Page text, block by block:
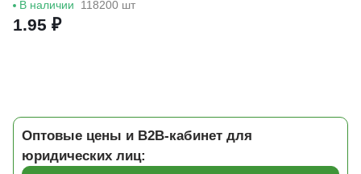
В наличии 118200 шт
1.95 ₽
Оптовые цены и B2B-кабинет для
юридических лиц: